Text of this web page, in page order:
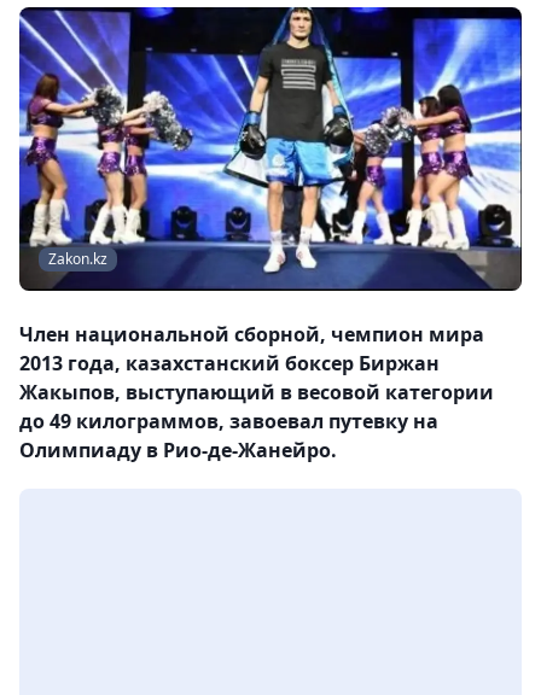
Zakon.kz
Член национальной сборной, чемпион мира
2013 года, казахстанский боксер Биржан
Жакыпов, выступающий в весовой категории
до 49 килограммов, завоевал путевку на
Олимпиаду в Рио-де-Жанейро.